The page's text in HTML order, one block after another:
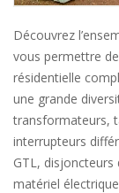
Découvrez
vous permettre
résidentielle
une grande
transformateurs,
interrupteurs
GTL, disjoncteurs
matériel